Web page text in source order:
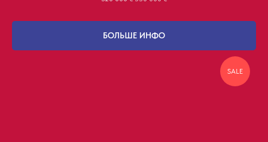
БОЛЬШЕ ИНФО
SALE